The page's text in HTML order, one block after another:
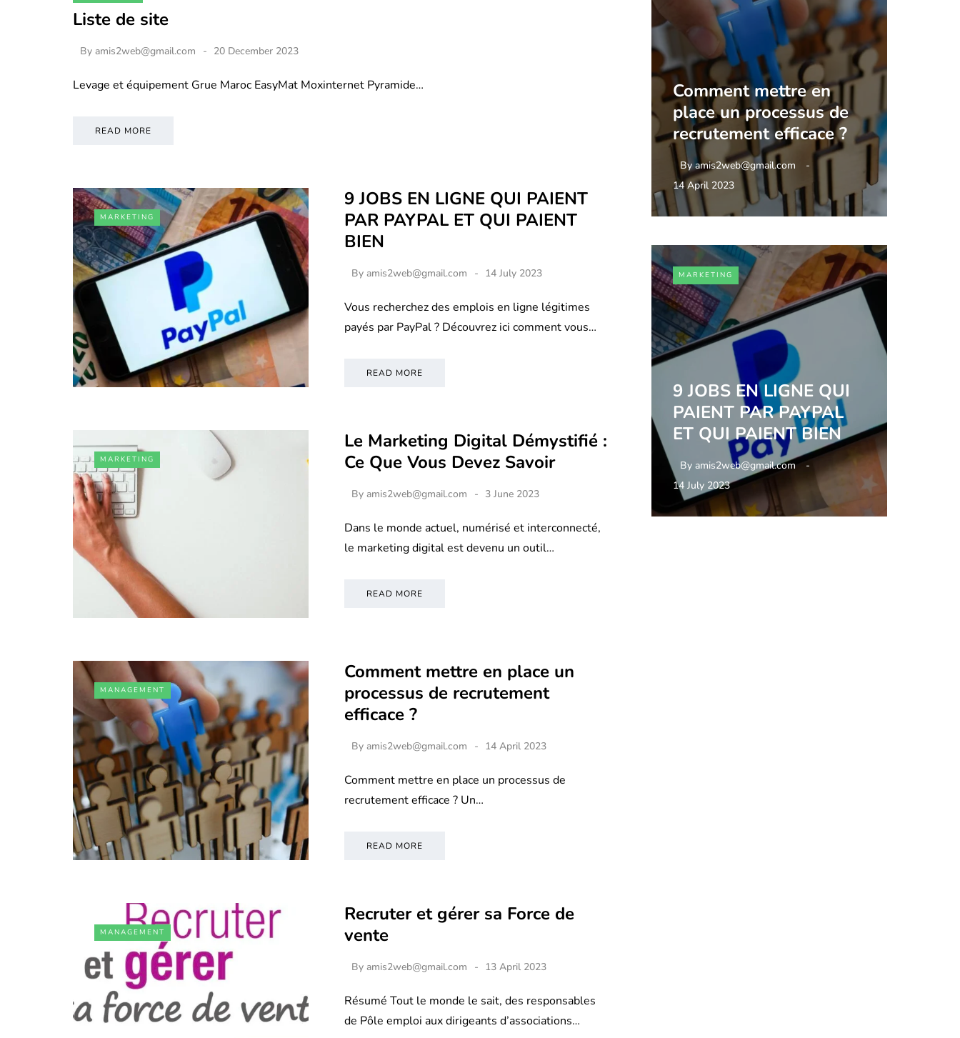
Liste de site
By amis2web@gmail.com 20 December 2023
Levage et équipement Grue Maroc EasyMat Moxinternet Pyramide…
READ MORE
MARKETING
9 JOBS EN LIGNE QUI PAIENT
PAR PAYPAL ET QUI PAIENT
BIEN
By amis2web@gmail.com 14 July 2023
Vous recherchez des emplois en ligne légitimes
payés par PayPal ? Découvrez ici comment vous…
READ MORE
MARKETING
Le Marketing Digital Démystifié :
Ce Que Vous Devez Savoir
By amis2web@gmail.com 3 June 2023
Dans le monde actuel, numérisé et interconnecté,
le marketing digital est devenu un outil…
READ MORE
MANAGEMENT
Comment mettre en place un
processus de recrutement
efficace ?
By amis2web@gmail.com 14 April 2023
Comment mettre en place un processus de
recrutement efficace ? Un…
READ MORE
MANAGEMENT
Recruter et gérer sa Force de
vente
By amis2web@gmail.com 13 April 2023
Résumé Tout le monde le sait, des responsables
de Pôle emploi aux dirigeants d’associations…
Comment mettre en
place un processus de
recrutement efficace ?
Byamis2web@gmail.com
14 April 2023
MARKETING
9 JOBS EN LIGNE QUI
PAIENT PAR PAYPAL
ET QUI PAIENT BIEN
By amis2web@gmail.com
14 July 2023